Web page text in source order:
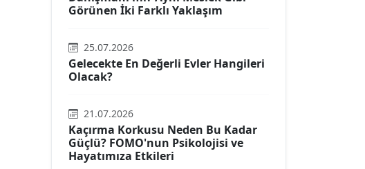
Görünen İki Farklı Yaklaşım
25.07.2026
Gelecekte En Değerli Evler Hangileri
Olacak?
21.07.2026
Kaçırma Korkusu Neden Bu Kadar
Güçlü? FOMO'nun Psikolojisi ve
Hayatımıza Etkileri